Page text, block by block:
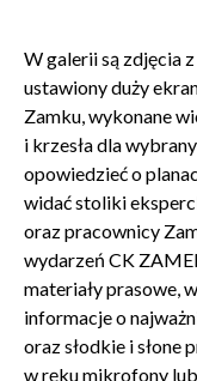
W galerii są zdjęcia
ustawiony duży
Zamku, wykonane
i krzesła dla
opowiedzieć o
widać stoliki
oraz pracownicy
wydarzeń CK
materiały prasowe,
informacje o
oraz słodkie i słone
w ręku mikrofony